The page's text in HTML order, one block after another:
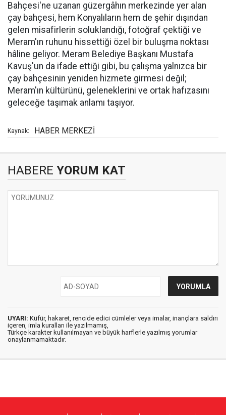
Bahçesi'ne uzanan güzergâhın merkezinde yer alan
çay bahçesi, hem Konyalıların hem de şehir dışından
gelen misafirlerin soluklandığı, fotoğraf çektiği ve
Meram'ın ruhunu hissettiği özel bir buluşma noktası
hâline geliyor. Meram Belediye Başkanı Mustafa
Kavuş'un da ifade ettiği gibi, bu çalışma yalnızca bir
çay bahçesinin yeniden hizmete girmesi değil;
Meram'ın kültürünü, geleneklerini ve ortak hafızasını
geleceğe taşımak anlamı taşıyor.
Kaynak: HABER MERKEZİ
HABERE YORUM KAT
UYARI: Küfür, hakaret, rencide edici cümleler veya imalar, inançlara saldırı
içeren, imla kuralları ile yazılmamış,
Türkçe karakter kullanılmayan ve büyük harflerle yazılmış yorumlar
onaylanmamaktadır.